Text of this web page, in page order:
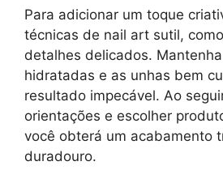
Para adicionar um toque
técnicas de nail art sutil,
detalhes delicados.
hidratadas e as unhas bem
resultado impecável. Ao
orientações e escolher
você obterá um acabamento
duradouro.